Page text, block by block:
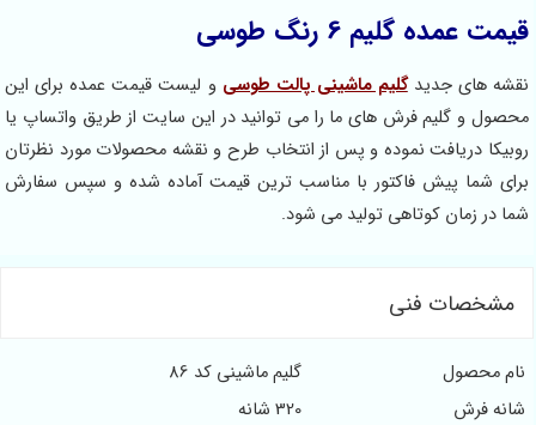
گلیم 6 رنگ طوسی
های جدیدگلیم ماشینی پالت طوسیو لیست قیمت عمده برای این
و گلیم فرش های ما را می توانید در این سایت از طریق واتساپ یا
دریافت نموده و پس از انتخاب طرح و نقشه محصولات مورد نظرتان
شما پیش فاکتور با مناسب ترین قیمت آماده شده و سپس سفارش
زمان کوتاهی تولید می شود.
فنی
گلیم ماشینی کد 86
فرش